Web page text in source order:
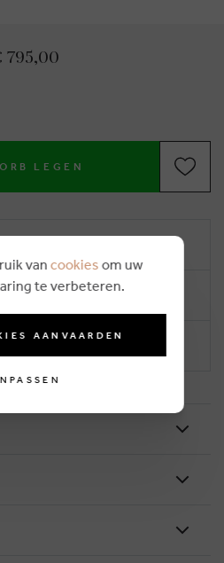
795,00
LEGEN
ab €50 (2-4 Arbeitstage)
van cookies om uw
te verbeteren.
AANVAARDEN